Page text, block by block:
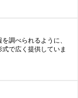
調べられるように、
で広く提供していま